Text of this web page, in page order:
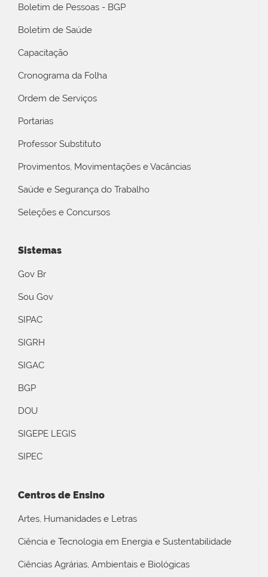
Boletim de Pessoas - BGP
Boletim de Saúde
Capacitação
Cronograma da Folha
Ordem de Serviços
Portarias
Professor Substituto
Provimentos, Movimentações e Vacâncias
Saúde e Segurança do Trabalho
Seleções e Concursos
Sistemas
Gov Br
Sou Gov
SIPAC
SIGRH
SIGAC
BGP
DOU
SIGEPE LEGIS
SIPEC
Centros de Ensino
Artes, Humanidades e Letras
Ciência e Tecnologia em Energia e Sustentabilidade
Ciências Agrárias, Ambientais e Biológicas